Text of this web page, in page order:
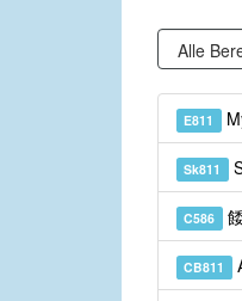
E811
Sk811
C586
CB811